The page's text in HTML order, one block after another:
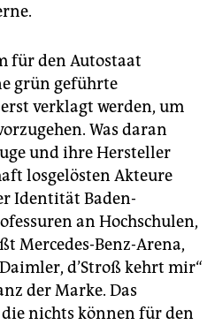
für den Autostaat
grün geführte
verklagt werden, um
Was daran
und ihre Hersteller
losgelösten Akteure
Identität Baden-
an Hochschulen,
Mercedes-Benz-Arena,
d’Stroß kehrt mir“
der Marke. Das
nichts können für den